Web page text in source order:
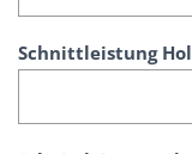
u
b
e
r
Schnittleistung